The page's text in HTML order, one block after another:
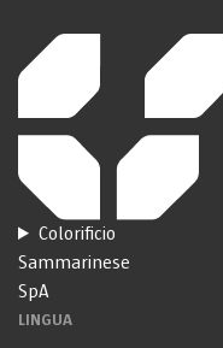
Colorificio
Sammarinese
SpA
LINGUA